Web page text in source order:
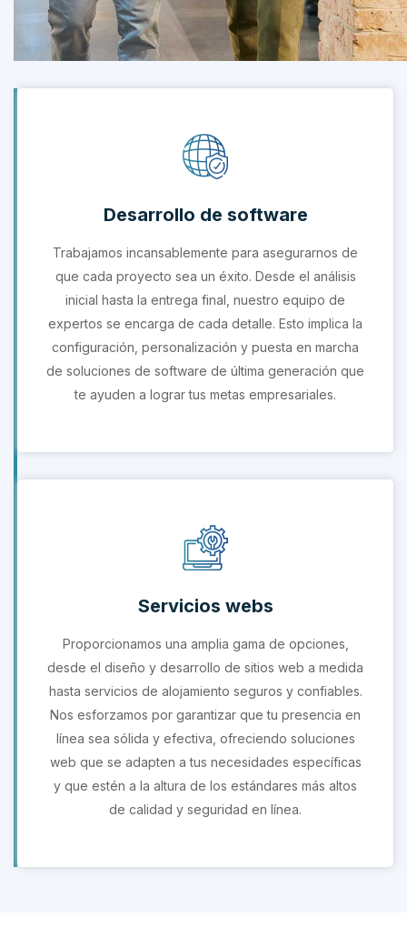
Desarrollo de software
Trabajamos incansablemente para asegurarnos de
que cada proyecto sea un éxito. Desde el análisis
inicial hasta la entrega final, nuestro equipo de
expertos se encarga de cada detalle. Esto implica la
configuración, personalización y puesta en marcha
de soluciones de software de última generación que
te ayuden a lograr tus metas empresariales.
Servicios webs
Proporcionamos una amplia gama de opciones,
desde el diseño y desarrollo de sitios web a medida
hasta servicios de alojamiento seguros y confiables.
Nos esforzamos por garantizar que tu presencia en
línea sea sólida y efectiva, ofreciendo soluciones
web que se adapten a tus necesidades específicas
y que estén a la altura de los estándares más altos
de calidad y seguridad en línea.